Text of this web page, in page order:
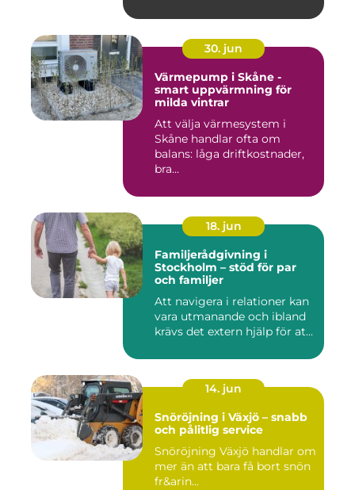
30. jun
Värmepump i Skåne -
smart uppvärmning för
milda vintrar
Att välja värmesystem i
Skåne handlar ofta om
balans: låga driftkostnader,
bra...
18. jun
Familjerådgivning i
Stockholm – stöd för par
och familjer
Att navigera i relationer kan
vara utmanande och ibland
krävs det extern hjälp för at...
14. jun
Snöröjning i Växjö – snabb
och pålitlig service
Snöröjning Växjö handlar om
mer än att bara få bort snön
fr&arin...